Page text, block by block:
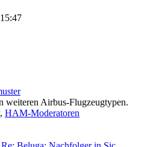
weiteren Airbus-Flugzeugtypen.
, HAM-Moderatoren